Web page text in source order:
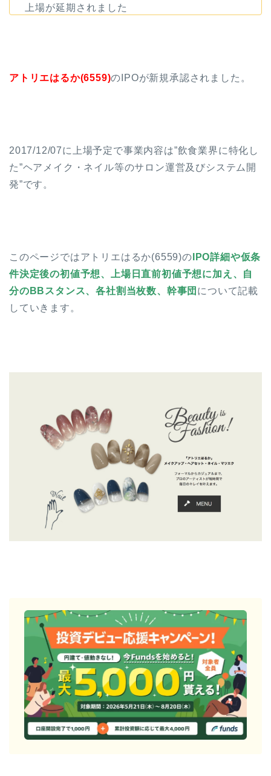
上場が延期されました
アトリエはるか(6559)のIPOが新規承認されました。
2017/12/07に上場予定で事業内容は”飲食業界に特化し
た”ヘアメイク・ネイル等のサロン運営及びシステム開
発”です。
このページではアトリエはるか(6559)の IPO詳細や仮条
件決定後の初値予想、上場日直前初値予想に加え、自
分のBBスタンス、各社割当枚数、幹事団 について記載
していきます。